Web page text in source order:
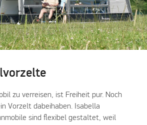
zu verreisen, ist Freiheit pur. Noch
Vorzelt dabeihaben. Isabella
sind flexibel gestaltet, weil